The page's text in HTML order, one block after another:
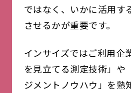
ではなく、いかに活用す
させるかが重要です。
インサイズではご利用企
を見立てる測定技術」や
ジメントノウハウ」を熟